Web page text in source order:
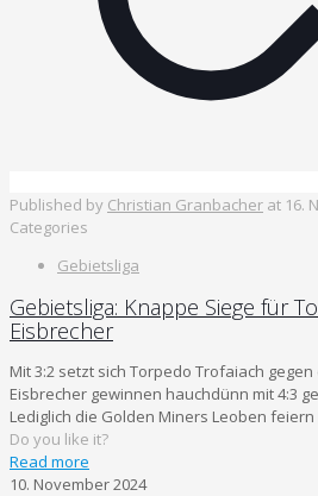
Published by Christian Granbacher at 16.
Categories
Gebietsliga
Gebietsliga: Knappe Siege für
Eisbrecher
Mit 3:2 setzt sich Torpedo Trofaiach
Eisbrecher gewinnen hauchdünn mit 4:3
Lediglich die Golden Miners Leoben feiern
Do you like it?
Read more
10. November 2024